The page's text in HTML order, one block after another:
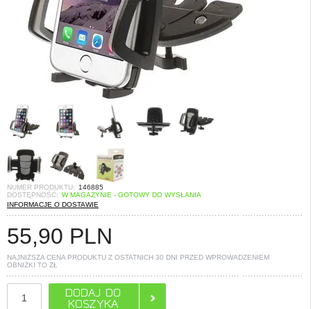
NUMER PRODUKTU:
146885
DOSTĘPNOŚĆ: W MAGAZYNIE - GOTOWY DO WYSŁANIA
INFORMACJE O DOSTAWIE
55,90 PLN
NAJNIŻSZA CENA PRODUKTU Z OSTATNICH 30 DNI PRZED WPROWADZENIEM
OBNIŻKI TO ZŁ